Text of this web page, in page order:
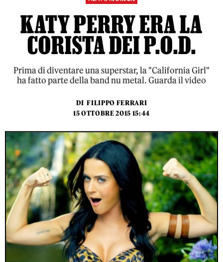
KATY PERRY ERA LA
CORISTA DEI P.O.D.
Prima di diventare una superstar, la "California Girl"
ha fatto parte della band nu metal. Guarda il video
DI FILIPPO FERRARI
15 OTTOBRE 2015 15:44